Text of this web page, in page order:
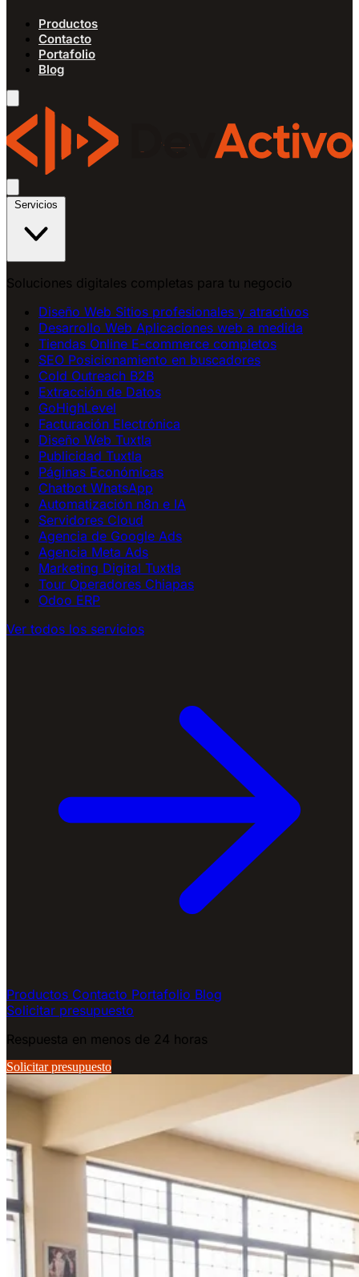
Productos
Contacto
Portafolio
Blog
Servicios
Soluciones digitales completas para tu negocio
Diseño Web Sitios profesionales y atractivos
Desarrollo Web Aplicaciones web a medida
Tiendas Online E-commerce completos
SEO Posicionamiento en buscadores
Cold Outreach B2B
Extracción de Datos
GoHighLevel
Facturación Electrónica
Diseño Web Tuxtla
Publicidad Tuxtla
Páginas Económicas
Chatbot WhatsApp
Automatización n8n e IA
Servidores Cloud
Agencia de Google Ads
Agencia Meta Ads
Marketing Digital Tuxtla
Tour Operadores Chiapas
Odoo ERP
Ver todos los servicios
Productos Contacto Portafolio Blog
Solicitar presupuesto
Respuesta en menos de 24 horas
Solicitar presupuesto